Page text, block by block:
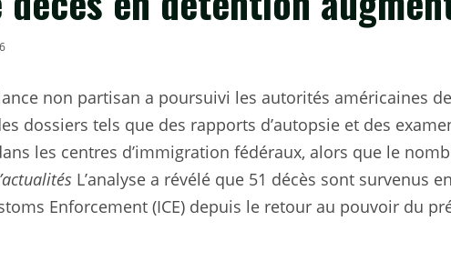
non partisan a poursuivi les autorités américaines
dossiers tels que des rapports d’autopsie et des
les centres d’immigration fédéraux, alors que le
L’analyse a révélé que 51 décès sont survenus
Enforcement (ICE) depuis le retour au pouvoir du